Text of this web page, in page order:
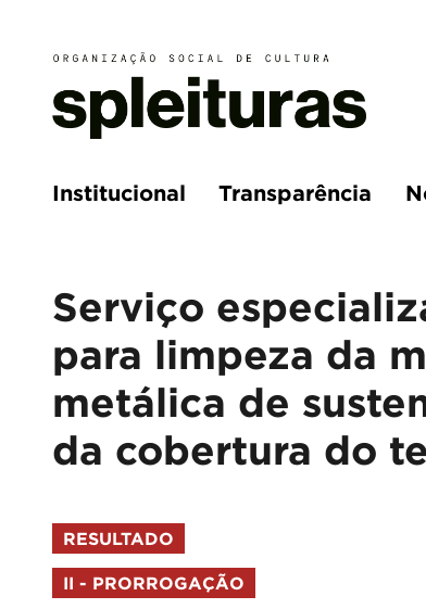
Institucional Transparência
Serviço
para limpeza da
metálica de
da cobertura do
RESULTADO
II - PRORROGAÇÃO